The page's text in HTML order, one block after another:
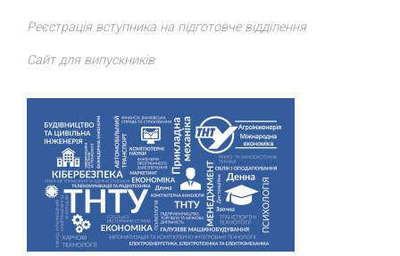
Реєстрація вступника на підготовче відділення
Сайт для випускників